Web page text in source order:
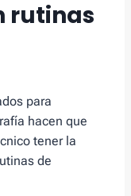
rutinas
para
hacen que
tener la
de